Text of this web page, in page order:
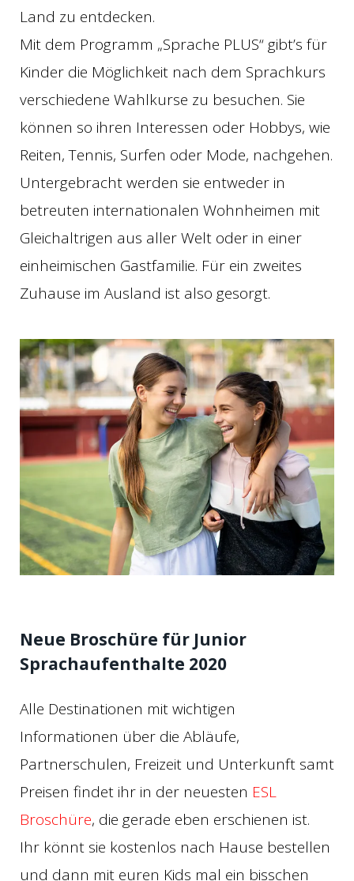
Land zu entdecken.
Mit dem Programm „Sprache PLUS“ gibt’s für
Kinder die Möglichkeit nach dem Sprachkurs
verschiedene Wahlkurse zu besuchen. Sie
können so ihren Interessen oder Hobbys, wie
Reiten, Tennis, Surfen oder Mode, nachgehen.
Untergebracht werden sie entweder in
betreuten internationalen Wohnheimen mit
Gleichaltrigen aus aller Welt oder in einer
einheimischen Gastfamilie. Für ein zweites
Zuhause im Ausland ist also gesorgt.
Neue Broschüre für Junior
Sprachaufenthalte 2020
Alle Destinationen mit wichtigen
Informationen über die Abläufe,
Partnerschulen, Freizeit und Unterkunft samt
Preisen findet ihr in der neuesten ESL
Broschüre, die gerade eben erschienen ist.
Ihr könnt sie kostenlos nach Hause bestellen
und dann mit euren Kids mal ein bisschen